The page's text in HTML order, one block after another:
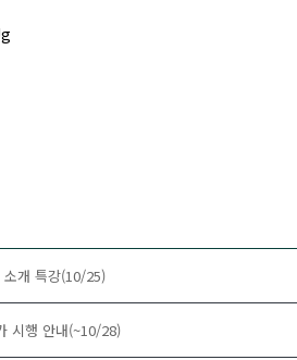
소개 특강(10/25)
시행 안내(~10/28)